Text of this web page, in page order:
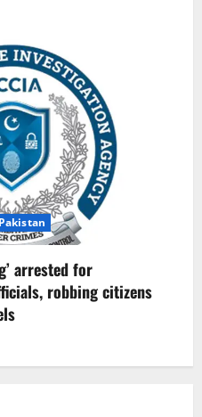
Pakistan
arrested for
robbing citizens